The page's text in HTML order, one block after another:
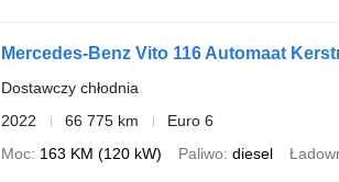
Mercedes-Benz Vito 116 Automaat
Dostawczy chłodnia
2022
66 775 km
Euro 6
Moc 163 KM (120 kW) Paliwo diesel